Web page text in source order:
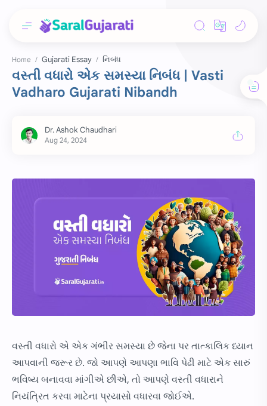
Home Gujarati Essay નિબંધ
વસ્તી વધારો એક સમસ્યા નિબંધ | Vasti
Vadharo Gujarati Nibandh
વસ્તી વધારો એ એક ગંભીર સમસ્યા છે જેના પર તાત્કાલિક ધ્યાન
આપવાની જરૂર છે. જો આપણે આપણા ભાવિ પેઢી માટે એક સારું
ભવિષ્ય બનાવવા માંગીએ છીએ, તો આપણે વસ્તી વધારાને
નિયંત્રિત કરવા માટેના પ્રયાસો વધારવા જોઈએ.